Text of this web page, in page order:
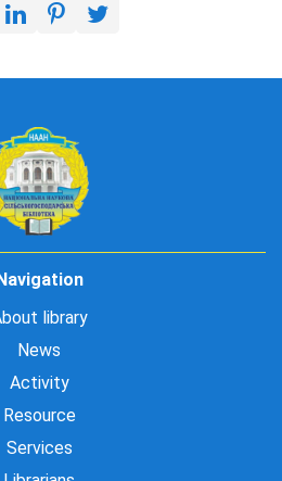
library
News
Activity
Resource
Services